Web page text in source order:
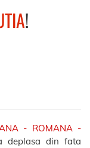
!
- ROMANA -
din fata